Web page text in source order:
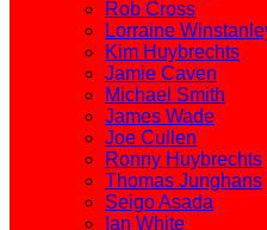
Rob Cross
Lorraine
Kim Huybrechts
Jamie Caven
Michael Smith
James Wade
Joe Cullen
Ronny Huybrechts
Thomas Junghans
Seigo Asada
Ian White